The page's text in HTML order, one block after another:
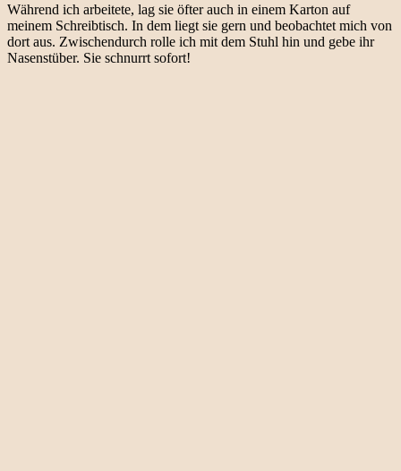
Während ich arbeitete, lag sie öfter auch in einem Karton auf
meinem Schreibtisch. In dem liegt sie gern und beobachtet mich von
dort aus. Zwischendurch rolle ich mit dem Stuhl hin und gebe ihr
Nasenstüber. Sie schnurrt sofort!